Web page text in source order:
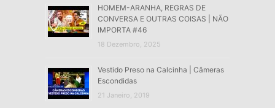
HOMEM-ARANHA, REGRAS DE
CONVERSA E OUTRAS COISAS | NÃO
IMPORTA #46
18 Dezembro, 2025
Vestido Preso na Calcinha | Câmeras
Escondidas
21 Janeiro, 2019